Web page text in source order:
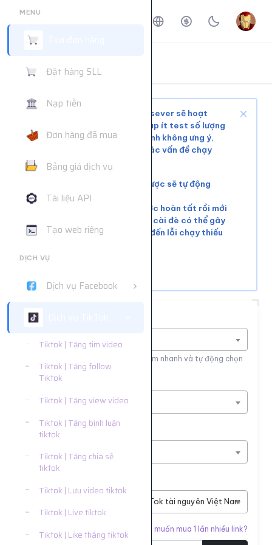
MENU
Đặt hàng SLL
Nạp tiền
Đơn hàng đã mua
Bảng giá dịch vụ
Tài liệu API
Tạo web riêng
DỊCH VỤ
Dịch vụ Facebook
Tiktok | Tăng tim video
Tiktok | Tăng follow
Tiktok
Tiktok | Tăng view video
Tiktok | Tăng bình luận
tiktok
Tiktok | Tăng chia sẻ
tiktok
Tiktok | Lưu video tiktok
Tiktok | Live tiktok
Tiktok | Like tháng tiktok
Trang chủ Đặt hàng dịch vụ
Tùy tình trạng mạng xã hội và sever sẽ hoạt
động ổn định hoặc phải chờ, nạp ít test số lượng
nhỏ trước khi mua nhiều để tránh không ưng ý,
web không hỗ trợ giải quyết các vấn đề chạy
chậm hoặc đơn chưa chạy kịp
Các đơn lỗi không chạy được sẽ tự động
hoàn tiền
Vui lòng đợi đơn hàng trước hoàn tất rồi mới
tiếp tục cài đơn mới. Việc cài đè có thể gây
xung đột tài nguyên, dẫn đến lỗi chạy thiếu
Tìm nhanh dịch vụ
Nhập tên dịch vụ để tìm kiếm
Nhập tên hoặc ID dịch vụ để tìm kiếm nhanh và tự động chọn
Nền tảng
Dịch vụ TikTok
Phân loại
Tiktok | Tăng tim video
Sv1 Tim Video TikTok tài nguyên Việt Nam, ảnh
Bạn muốn mua 1 lần nhiều link?